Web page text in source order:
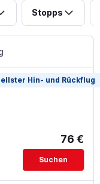
Stopps
Hin- und Rückflug
76 €
Suchen